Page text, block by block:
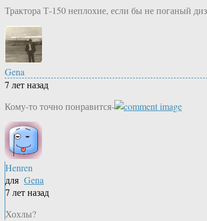
Трактора Т-150 неплохие, если бы не поганый
Gena
7 лет назад
Кому-то точно понравится-
Henren
для Gena
7 лет назад
Хохлы?